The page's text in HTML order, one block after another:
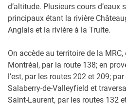
d’altitude. Plusieurs cours d’eaux
principaux étant la rivière
Anglais et la rivière à la Truite.
On accède au territoire de la
Montréal, par la route 138; en
l’est, par les routes 202 et 209;
Salaberry-de-Valleyfield et
Saint-Laurent, par les routes 132